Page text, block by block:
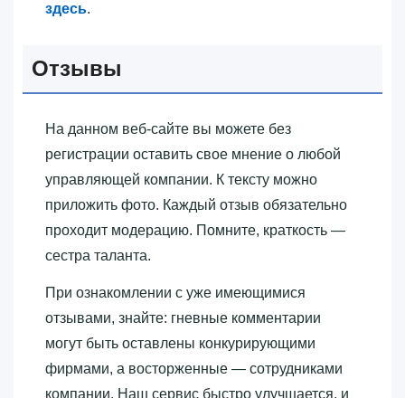
здесь.
Отзывы
На данном веб-сайте вы можете без
регистрации оставить свое мнение о любой
управляющей компании. К тексту можно
приложить фото. Каждый отзыв обязательно
проходит модерацию. Помните, краткость —
сестра таланта.
При ознакомлении с уже имеющимися
отзывами, знайте: гневные комментарии
могут быть оставлены конкурирующими
фирмами, а восторженные — сотрудниками
компании. Наш сервис быстро улучшается, и